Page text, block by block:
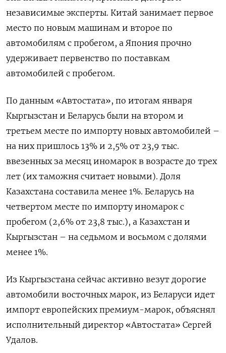
независимые эксперты. Китай занимает первое
место по новым машинам и второе по
автомобилям с пробегом, а Япония прочно
удерживает первенство по поставкам
автомобилей с пробегом.
По данным «Автостата», по итогам января
Кыргызстан и Беларусь были на втором и
третьем месте по импорту новых автомобилей –
на них пришлось 13% и 2,5% от 23,9 тыс.
ввезенных за месяц иномарок в возрасте до трех
лет (их таможня считает новыми). Доля
Казахстана составила менее 1%. Беларусь на
четвертом месте по импорту иномарок с
пробегом (2,6% от 23,8 тыс.), а Казахстан и
Кыргызстан – на седьмом и восьмом с долями
менее 1%.
Из Кыргызстана сейчас активно везут дорогие
автомобили восточных марок, из Беларуси идет
импорт европейских премиум-марок, объяснял
исполнительный директор «Автостата» Сергей
Удалов.